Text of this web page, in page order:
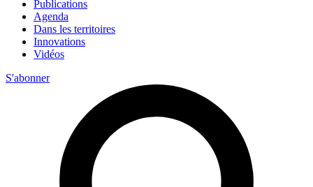
Publications
Agenda
Dans les territoires
Innovations
Vidéos
S'abonner